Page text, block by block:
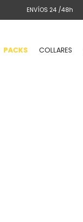
ENVÍOS 24 /48h
PACKS COLLARES